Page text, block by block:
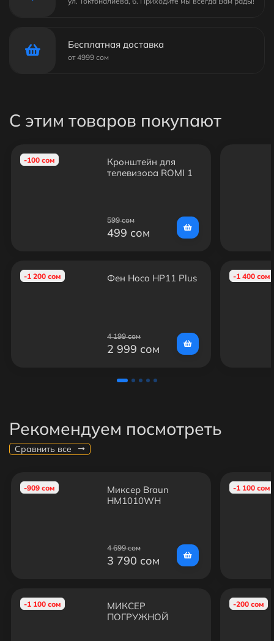
Бесплатная доставка
от 4999 сом
С этим товаров покупают
-100 сом
Кронштейн для
телевизора ROMI 1
599 сом
499 сом
-1 200 сом Фен Hoco HP11 Plus
4 199 сом
2 999 сом
-1 400 сом
Рекомендуем посмотреть
Сравнить все
-909 сом
Миксер Braun
HM1010WH
4 699 сом
3 790 сом
-1 100 сом
МИКСЕР
ПОГРУЖНОЙ
-1 100 сом
-200 сом